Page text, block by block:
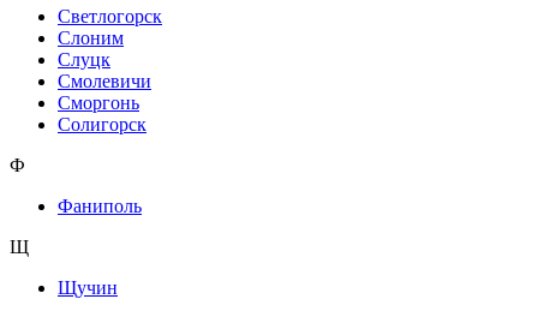
Светлогорск
Слоним
Слуцк
Смолевичи
Сморгонь
Солигорск
Ф
Фаниполь
Щ
Щучин